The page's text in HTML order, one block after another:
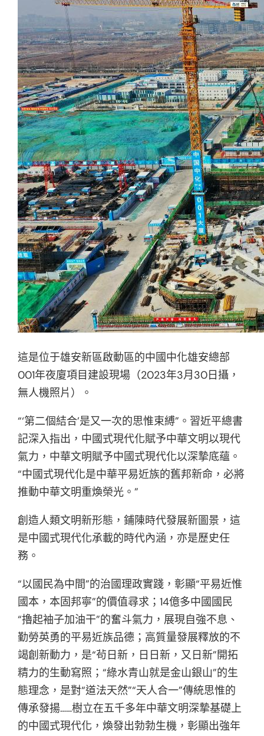
這是位于雄安新區啟動區的中國中化雄安總部
001年夜廈項目建設現場（2023年3月30日攝，
無人機照片）。
“‘第二個結合’是又一次的思惟束縛”。習近平總書
記深入指出，中國式現代化賦予中華文明以現代
氣力，中華文明賦予中國式現代化以深摯底蘊。
“中國式現代化是中華平易近族的舊邦新命，必將
推動中華文明重煥榮光。”
創造人類文明新形態，鋪陳時代發展新圖景，這
是中國式現代化承載的時代內涵，亦是歷史任
務。
“以國民為中間”的治國理政實踐，彰顯“平易近惟
國本，本固邦寧”的價值尋求；14億多中國國民
“擼起袖子加油干”的奮斗氣力，展現自強不息、
勤勞英勇的平易近族品德；高質量發展釋放的不
竭創新動力，是“茍日新，日日新，又日新”開拓
精力的生動寫照；“綠水青山就是金山銀山”的生
態理念，是對“道法天然”“天人合一”傳統思惟的
傳承發揚……樹立在五千多年中華文明深摯基礎上
的中國式現代化，煥發出勃勃生機，彰顯出強年